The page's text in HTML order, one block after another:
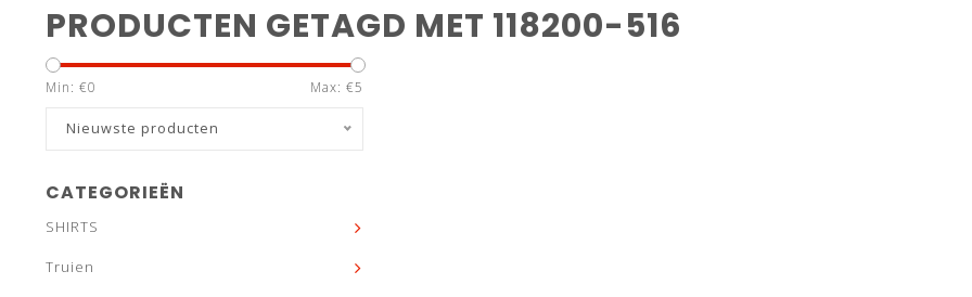
PRODUCTEN GETAGD MET 118200-516
Min: €0 Max: €5
Nieuwste producten
CATEGORIEËN
SHIRTS
Truien